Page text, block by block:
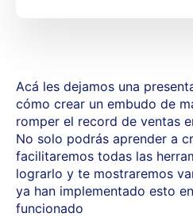
Acá les dejamos una
cómo crear un embudo de
romper el record de ventas
No solo podrás aprender a
facilitaremos todas las
lograrlo y te mostraremos
ya han implementado esto
funcionado